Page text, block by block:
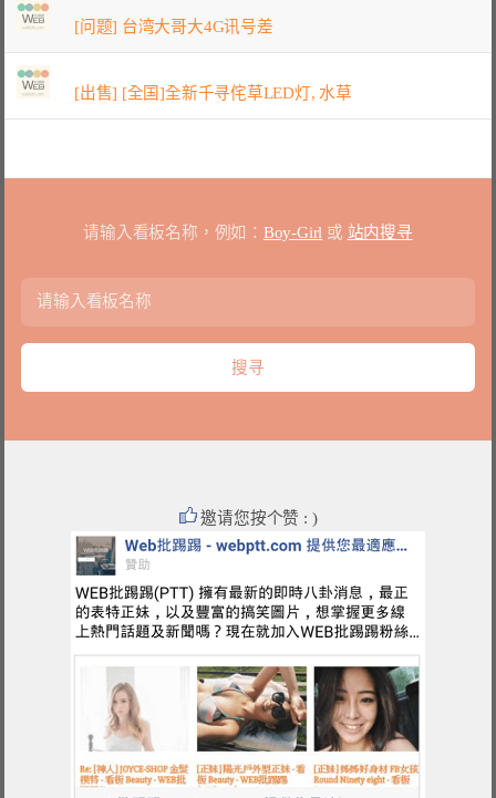
[问题] 台湾大哥大4G讯号差
[出售] [全国]全新千寻侘草LED灯, 水草
请输入看板名称，例如： Boy-Girl 或 站内搜寻
邀请您按个赞 : )